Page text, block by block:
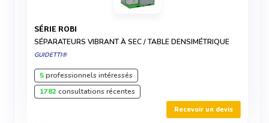
SÉRIE ROBI
SÉPARATEURS VIBRANT À SEC / TABLE DENSIMÉTRIQUE
GUIDETTI®
5professionnels intéressés
1782consultations récentes
Recevoir un devis